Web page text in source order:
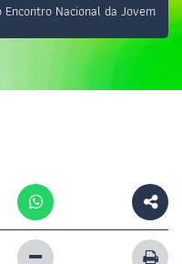
Nacional da Jovem